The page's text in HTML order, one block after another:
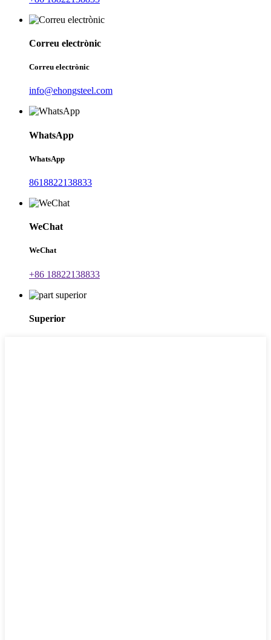
Correu electrònic
Correu electrònic
info@ehongsteel.com
WhatsApp
WhatsApp
8618822138833
WeChat
WeChat
+86 18822138833
Superior